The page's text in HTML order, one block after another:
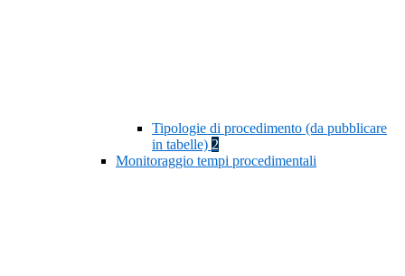
Tipologie di procedimento (da pubblicare
in tabelle) 2
Monitoraggio tempi procedimentali